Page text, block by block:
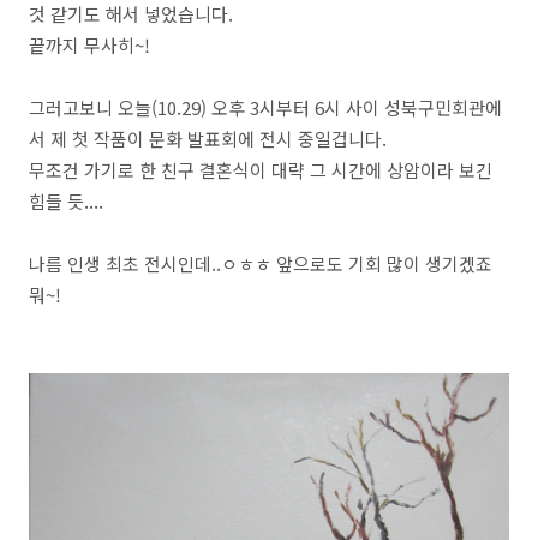
것 같기도 해서 넣었습니다.
끝까지 무사히~!
그러고보니 오늘(10.29) 오후 3시부터 6시 사이 성북구민회관에
서 제 첫 작품이 문화 발표회에 전시 중일겁니다.
무조건 가기로 한 친구 결혼식이 대략 그 시간에 상암이라 보긴
힘들 듯....
나름 인생 최초 전시인데..ㅇㅎㅎ 앞으로도 기회 많이 생기겠죠
뭐~!